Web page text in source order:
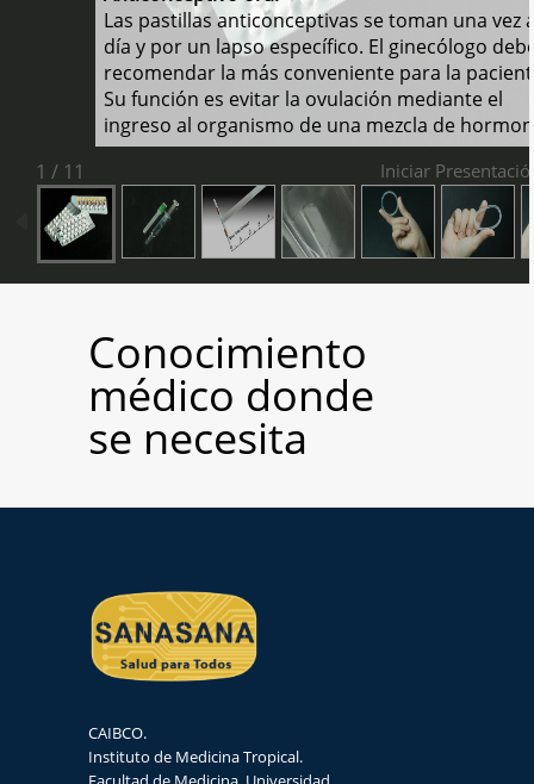
Escorpiones
Quiénes Somos
Glosario
Contactos
REDES SOCIALES
Las pastillas anticonceptivas se toman una vez
día y por un lapso específico. El ginecólogo
recomendar la más conveniente para la
Su función es evitar la ovulación mediante el
ingreso al organismo de una mezcla de
1 / 11
Iniciar
Conocimiento
médico donde
se necesita
CAIBCO.
Instituto de Medicina Tropical.